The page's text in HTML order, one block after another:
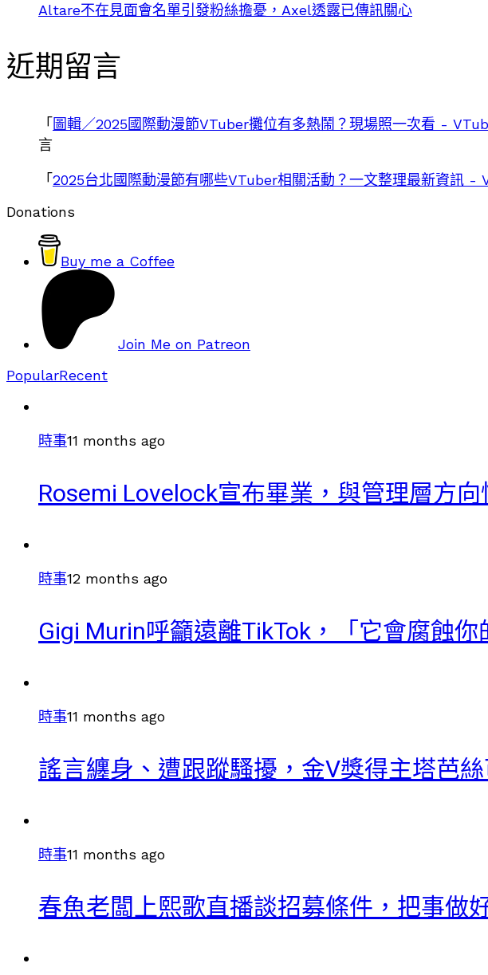
Altare不在見面會名單引發粉絲擔憂，Axel透露已傳訊關心
近期留言
「圖輯／2025國際動漫節VTuber攤位有多熱鬧？現場照一次看 -
言
「2025台北國際動漫節有哪些VTuber相關活動？一文整理最新資訊 -
Donations
Buy me a Coffee
Join Me on Patreon
PopularRecent
時事11 months ago
Rosemi Lovelock宣布畢業，與管理層方
時事12 months ago
Gigi Murin呼籲遠離TikTok，「它會腐蝕你
時事11 months ago
謠言纏身、遭跟蹤騷擾，金V獎得主塔芭
時事11 months ago
春魚老闆上熙歌直播談招募條件，把事做